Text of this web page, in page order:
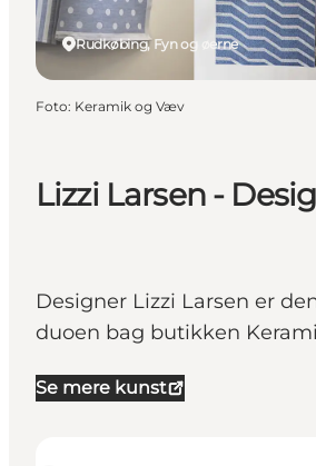
Lizzi Larsen -
Designer Lizzi Larsen er
duoen bag butikken
Se mere kunst
Rudkøbing, Fyn og øerne
Foto: Keramik og Væv